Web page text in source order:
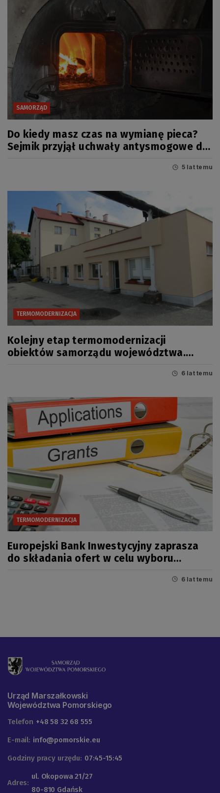
SAMORZĄD
Do kiedy masz czas na wymianę pieca?
Sejmik przyjął uchwały antysmogowe dla
5 lat temu
TERMOMODERNIZACJA
Kolejny etap termomodernizacji
obiektów samorządu województwa.
6 lat temu
TERMOMODERNIZACJA
Europejski Bank Inwestycyjny zaprasza
do składania ofert w celu wyboru
6 lat temu
Urząd Marszałkowski
Województwa Pomorskiego
Telefon +48 58 32 68 555
E-mail: info@pomorskie.eu
Godziny pracy urzędu: 07:45-15:45
Adres:
ul. Okopowa 21/27
80-810 Gdańsk